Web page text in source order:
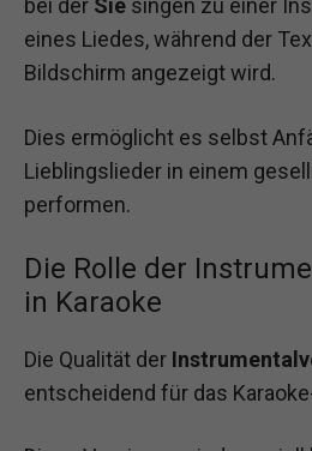
bei der Sie singen zu einer
eines Liedes, während der
Bildschirm angezeigt wird.
Dies ermöglicht es selbst
Lieblingslieder in einem
performen.
Die Rolle der
in Karaoke
Die Qualität der
entscheidend für das